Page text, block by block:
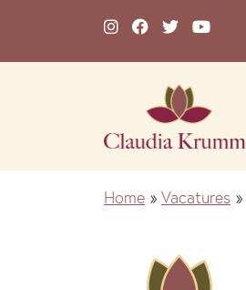
Home » Vacatures »